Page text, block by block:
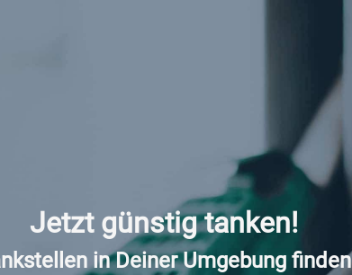
Jetzt günstig tanken!
in Deiner Umgebung finden